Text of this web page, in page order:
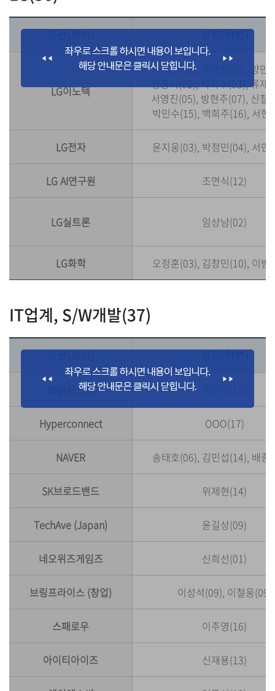
기관(회사) 성명(학번)
LG이노텍
박민환(02), 박성진(02), 양민
정종익(02), 박지수(03), 류재
서영진(05), 방현주(07), 신철
박민수(15), 백희주(16), 서현
LG전자 윤지웅(03), 박정민(04), 서민
LG AI연구원 조연식(12)
LG실트론 임상남(02)
LG화학 오정훈(03), 김창민(10), 이범
IT업계, S/W개발(37)
기관(회사) 성명(학번)
BNK시스템
Hyperconnect OOO(17)
NAVER 송태호(06), 김민섭(14), 배종
SK브로드밴드 위제현(14)
TechAve (Japan) 윤길상(09)
네오위즈게임즈 신희선(01)
브링프라이스 (창업) 이성석(09), 이철웅(09)
스패로우 이주영(16)
아이티아이즈 신재용(13)